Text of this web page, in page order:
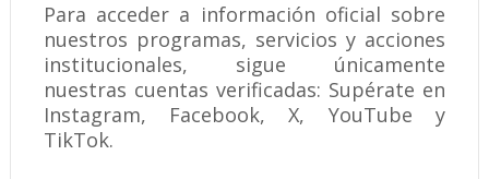
Para acceder a información oficial sobre
nuestros programas, servicios y acciones
institucionales, sigue únicamente
nuestras cuentas verificadas: Supérate en
Instagram, Facebook, X, YouTube y
TikTok.